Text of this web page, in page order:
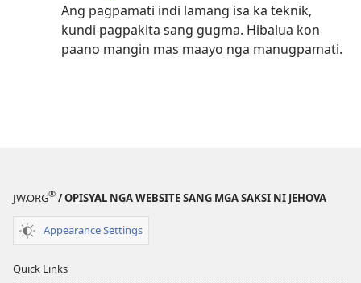
Ang pagpamati indi lamang isa ka teknik,
kundi pagpakita sang gugma. Hibalua kon
paano mangin mas maayo nga manugpamati.
JW.ORG® / OPISYAL NGA WEBSITE SANG MGA SAKSI NI JEHOVA
Appearance Settings
Quick Links